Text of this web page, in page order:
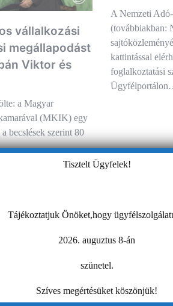
vállalkozási
megállapodást
Viktor és
a Magyar
(MKIK) egy
becslések szerint 80
A Nemzeti
(továbbiakban:
kattintással
foglalkoztatási
Tisztelt Ügyfelek!
Tájékoztatjuk Önöket,hogy
2026. auguztus 8-án
szünetel.
Szíves megértésüket köszönjük!